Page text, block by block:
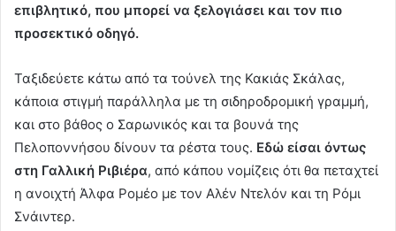
επιβλητικό, που μπορεί να ξελογιάσει και τον πιο
προσεκτικό οδηγό.
Ταξιδεύετε κάτω από τα τούνελ της Κακιάς Σκάλας,
κάποια στιγμή παράλληλα με τη σιδηροδρομική γραμμή,
και στο βάθος ο Σαρωνικός και τα βουνά της
Πελοποννήσου δίνουν τα ρέστα τους. Εδώ είσαι όντως
στη Γαλλική Ριβιέρα, από κάπου νομίζεις ότι θα πεταχτεί
η ανοιχτή Άλφα Ρομέο με τον Αλέν Ντελόν και τη Ρόμι
Σνάιντερ.